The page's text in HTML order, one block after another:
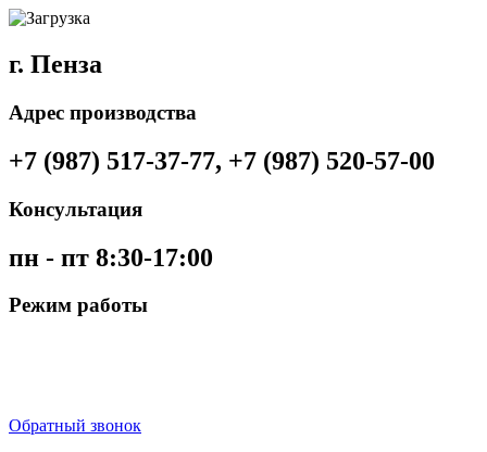
г. Пенза
Адрес производства
+7 (987) 517-37-77, +7 (987) 520-57-00
Консультация
пн - пт 8:30-17:00
Режим работы
Обратный звонок